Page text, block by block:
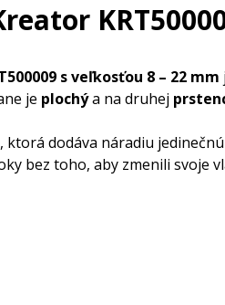
s veľkosťou 8 – 22 mm
je plochýa na druhej
, ktorá dodáva náradiu
bez toho, aby zmenili svoje